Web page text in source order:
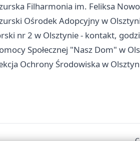
Filharmonia im. Feliksa
Ośrodek Adopcyjny w
nr 2 w Olsztynie - kontakt,
Społecznej "Nasz Dom" w
Ochrony Środowiska w